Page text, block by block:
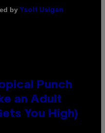
by Ysolt Usigan
Punch
an Adult
You High)